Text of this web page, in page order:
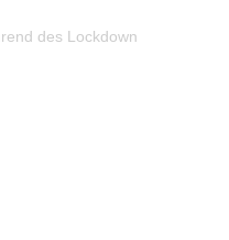
des Lockdown